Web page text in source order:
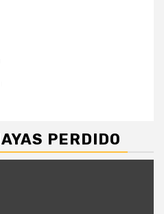
PERDIDO